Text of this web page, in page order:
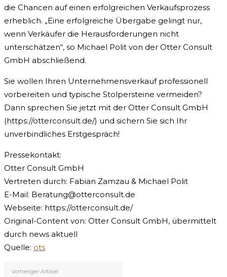
die Chancen auf einen erfolgreichen Verkaufsprozess
erheblich. „Eine erfolgreiche Übergabe gelingt nur,
wenn Verkäufer die Herausforderungen nicht
unterschätzen“, so Michael Polit von der Otter Consult
GmbH abschließend.
Sie wollen Ihren Unternehmensverkauf professionell
vorbereiten und typische Stolpersteine vermeiden?
Dann sprechen Sie jetzt mit der Otter Consult GmbH
(https://otterconsult.de/) und sichern Sie sich Ihr
unverbindliches Erstgespräch!
Pressekontakt:
Otter Consult GmbH
Vertreten durch: Fabian Zamzau & Michael Polit
E-Mail: Beratung@otterconsult.de
Webseite: https://otterconsult.de/
Original-Content von: Otter Consult GmbH, übermittelt
durch news aktuell
Quelle: ots
Vorheriger Artikel